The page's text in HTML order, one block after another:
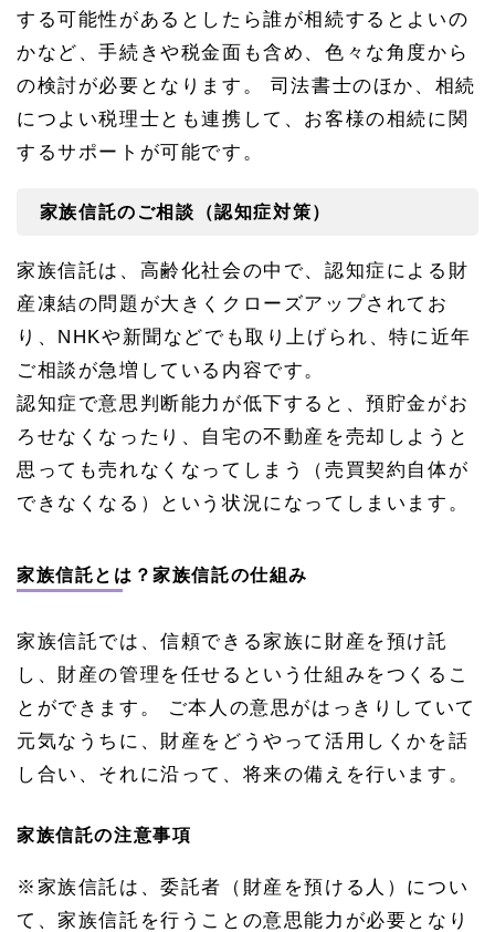
する可能性があるとしたら誰が相続するとよいの
かなど、手続きや税金面も含め、色々な角度から
の検討が必要となります。 司法書士のほか、相続
につよい税理士とも連携して、お客様の相続に関
するサポートが可能です。
家族信託のご相談（認知症対策）
家族信託は、高齢化社会の中で、認知症による財
産凍結の問題が大きくクローズアップされてお
り、NHKや新聞などでも取り上げられ、特に近年
ご相談が急増している内容です。
認知症で意思判断能力が低下すると、預貯金がお
ろせなくなったり、自宅の不動産を売却しようと
思っても売れなくなってしまう（売買契約自体が
できなくなる）という状況になってしまいます。
家族信託とは？家族信託の仕組み
家族信託では、信頼できる家族に財産を預け託
し、財産の管理を任せるという仕組みをつくるこ
とができます。 ご本人の意思がはっきりしていて
元気なうちに、財産をどうやって活用しくかを話
し合い、それに沿って、将来の備えを行います。
家族信託の注意事項
※家族信託は、委託者（財産を預ける人）につい
て、家族信託を行うことの意思能力が必要となり